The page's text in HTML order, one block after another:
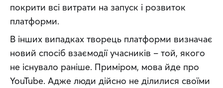
покрити всі витрати на запуск і розвиток
платформи.
В інших випадках творець платформи визначає
новий спосіб взаємодії учасників – той, якого
не існувало раніше. Приміром, мова йде про
YouTube. Адже люди дійсно не ділилися своїми